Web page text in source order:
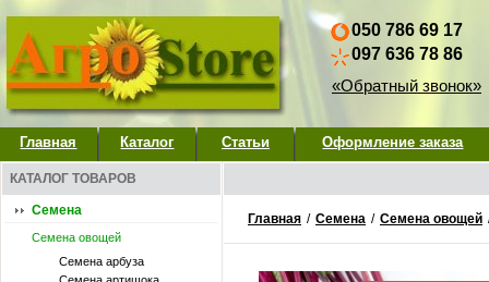
050 786 69 17
097 636 78 86
«Обратный звонок»
Главная Каталог Статьи Оформление заказа
КАТАЛОГ ТОВАРОВ
Семена
Семена овощей
Семена арбуза
Главная / Семена / Семена овощей